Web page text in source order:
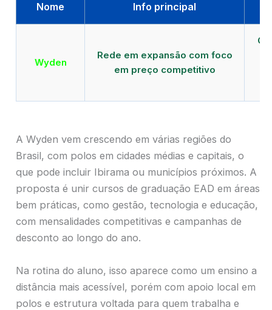
Nome Info principal
Wyden
Rede em expansão com foco
em preço competitivo
A Wyden vem crescendo em várias regiões do
Brasil, com polos em cidades médias e capitais, o
que pode incluir Ibirama ou municípios próximos. A
proposta é unir cursos de graduação EAD em áreas
bem práticas, como gestão, tecnologia e educação,
com mensalidades competitivas e campanhas de
desconto ao longo do ano.
Na rotina do aluno, isso aparece como um ensino a
distância mais acessível, porém com apoio local em
polos e estrutura voltada para quem trabalha e